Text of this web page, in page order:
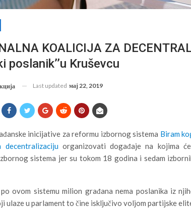
KOALICIJA ZA
poslanik’’u Kruševcu
Last updated мај 22, 2019
inicijative za reformu izbornog sistema Biram
decentralizacijuorganizovati događaje na kojima
sistema jer su tokom 18 godina i sedam
ovom sistemu milion građana nema poslanika iz
ulaze u parlament to čine isključivo voljom partijske